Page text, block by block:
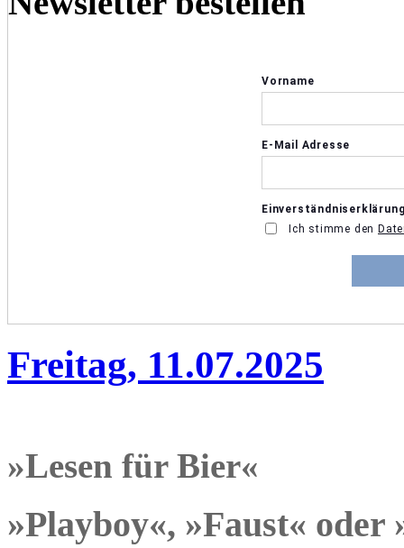
Freitag, 11.07.2025
»Lesen für Bier«
»Playboy«, »Faust« oder